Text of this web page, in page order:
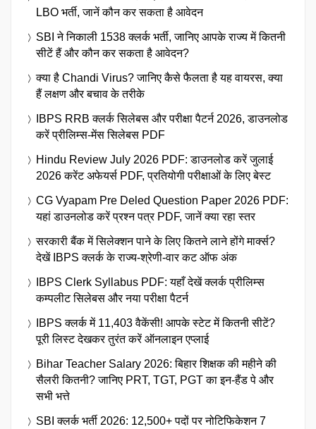
LBO भर्ती, जानें कौन कर सकता है आवेदन
SBI ने निकाली 1538 क्लर्क भर्ती, जानिए आपके राज्य में कितनी
सीटें हैं और कौन कर सकता है आवेदन?
क्या है Chandi Virus? जानिए कैसे फैलता है यह वायरस, क्या
हैं लक्षण और बचाव के तरीके
IBPS RRB क्लर्क सिलेबस और परीक्षा पैटर्न 2026, डाउनलोड
करें प्रीलिम्स-मेंस सिलेबस PDF
Hindu Review July 2026 PDF: डाउनलोड करें जुलाई
2026 करेंट अफेयर्स PDF, प्रतियोगी परीक्षाओं के लिए बेस्ट
CG Vyapam Pre Deled Question Paper 2026 PDF:
यहां डाउनलोड करें प्रश्न पत्र PDF, जानें क्या रहा स्तर
सरकारी बैंक में सिलेक्शन पाने के लिए कितने लाने होंगे मार्क्स?
देखें IBPS क्लर्क के राज्य-श्रेणी-वार कट ऑफ अंक
IBPS Clerk Syllabus PDF: यहाँ देखें क्लर्क प्रीलिम्स
कम्पलीट सिलेबस और नया परीक्षा पैटर्न
IBPS क्लर्क में 11,403 वैकेंसी! आपके स्टेट में कितनी सीटें?
पूरी लिस्ट देखकर तुरंत करें ऑनलाइन एप्लाई
Bihar Teacher Salary 2026: बिहार शिक्षक की महीने की
सैलरी कितनी? जानिए PRT, TGT, PGT का इन-हैंड पे और
सभी भत्ते
SBI क्लर्क भर्ती 2026: 12,500+ पदों पर नोटिफिकेशन 7